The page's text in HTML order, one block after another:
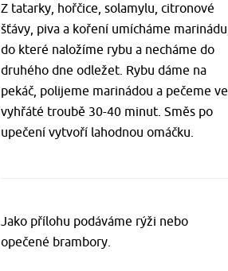
Z tatarky, hořčice, solamylu, citronové
šťávy, piva a koření umícháme marinádu,
do které naložíme rybu a necháme do
druhého dne odležet. Rybu dáme na
pekáč, polijeme marinádou a pečeme ve
vyhřáté troubě 30-40 minut. Směs po
upečení vytvoří lahodnou omáčku.
Jako přílohu podáváme rýži nebo
opečené brambory.